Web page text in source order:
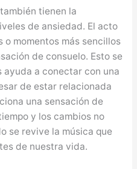
tienen la
de ansiedad. El acto
momentos más sencillos
de consuelo. Esto se
ayuda a conectar con una
de estar relacionada
una sensación de
y los cambios no
se revive la música que
de nuestra vida.